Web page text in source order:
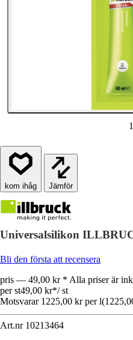
1
Jämför
Universalsilikon
Bli den första att recensera
pris — 49,00 kr * Alla priser är
per st49,00 kr*/ st
Motsvarar 1225,00 kr per l(
Art.nr 10213464